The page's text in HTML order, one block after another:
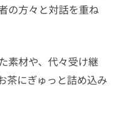
の方々と対話を重ね
素材や、代々受け継
茶にぎゅっと詰め込み